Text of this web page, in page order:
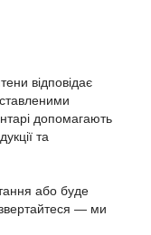
відповідає
допомагають
та
або буде
звертайтеся — ми